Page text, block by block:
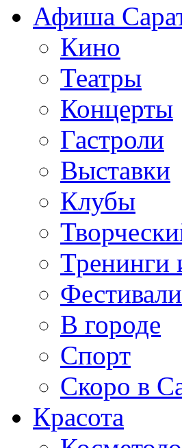
Афиша
Кино
Театры
Концерты
Гастроли
Выставки
Клубы
Тренинги
Фестивали
В городе
Спорт
Скоро в
Красота